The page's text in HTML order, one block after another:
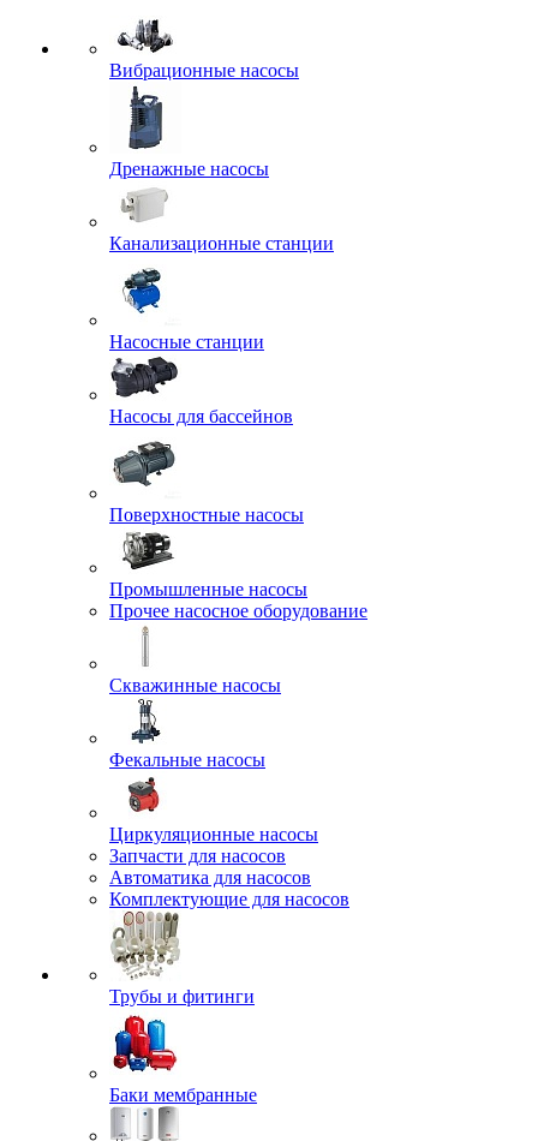
Вибрационные насосы
Дренажные насосы
Канализационные станции
Насосные станции
Насосы для бассейнов
Поверхностные насосы
Промышленные насосы
Прочее насосное оборудование
Скважинные насосы
Фекальные насосы
Циркуляционные насосы
Запчасти для насосов
Автоматика для насосов
Комплектующие для насосов
Трубы и фитинги
Баки мембранные